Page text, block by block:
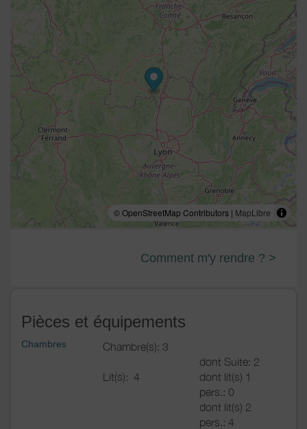
places) + local vélos privatifs. Supermarché 7 km. Gare
15 km. Non fumeurs. Animaux non admis.
Le gîte est labelisé Accueil Vélo et se trouve à proximité
de la Boucle de Bourgogne du Sud, Voie Verte et
superbe boucle cyclable proposée entre Chalon-sur-
Saône et Mâcon, parcours vélo facile et agréable de 144
km où gastronomie, œnologie et patrimoine sont au
rendez-vous.
Itinéraire de la Boucle de Bourgogne du Sud
Pour nous rejoindre : Quittez la voie verte à Sologny, à
hauteur de la Cave Coopérative et prendre la direction
Pour consulter l'itinéraire de liaison entre la Boucle de
Services sur place :
Abri vélo sécurisé
Documentations touristiques
Kit de réparation pour petites avaries et pompe à
© OpenStreetMap Contributors | MapLibre
Comment m'y rendre ? >
Pièces et équipements
Chambres
Chambre(s): 3
dont Suite: 2
Lit(s): 4
dont lit(s) 1
pers.: 0
dont lit(s) 2
pers.: 4